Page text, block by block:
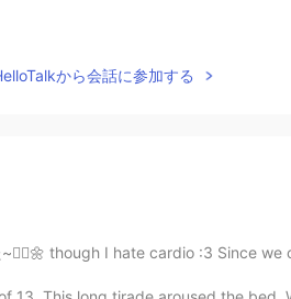
から会話に参加する
though I hate cardio :3 Since we can't